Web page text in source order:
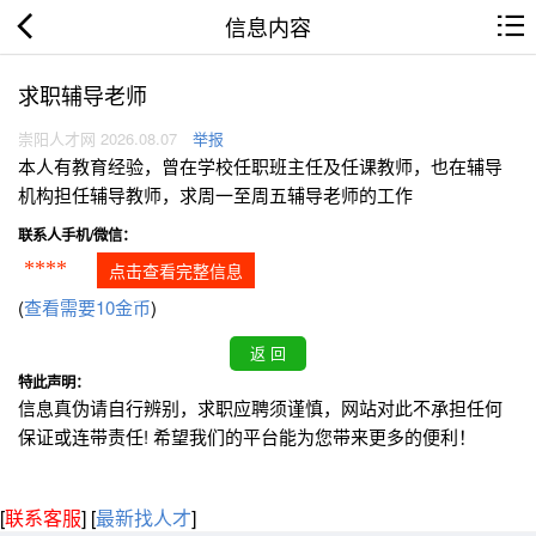
信息内容
求职辅导老师
崇阳人才网 2026.08.07 举报
本人有教育经验，曾在学校任职班主任及任课教师，也在辅导
机构担任辅导教师，求周一至周五辅导老师的工作
联系人手机/微信：
**** 点击查看完整信息
(查看需要10金币)
特此声明：
信息真伪请自行辨别，求职应聘须谨慎，网站对此不承担任何
保证或连带责任! 希望我们的平台能为您带来更多的便利！
[联系客服] [最新找人才]